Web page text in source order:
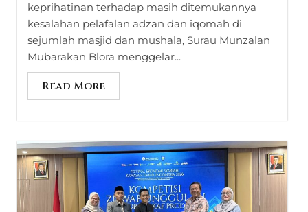
keprihatinan terhadap masih ditemukannya
kesalahan pelafalan adzan dan iqomah di
sejumlah masjid dan mushala, Surau Munzalan
Mubarakan Blora menggelar...
Read More